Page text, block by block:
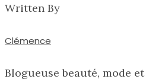
Written By
Clémence
Blogueuse beauté, mode